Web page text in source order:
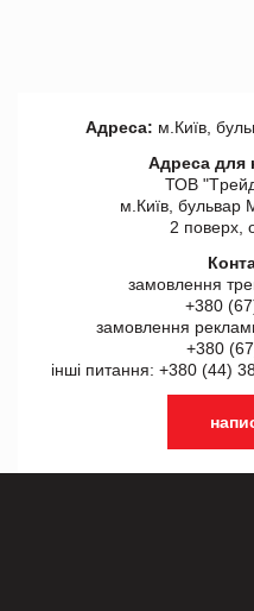
Адреса: м.Київ,
Адреса для
ТОВ
м.Київ, бульвар
2 поверх,
замовлення
+380
замовлення
+380
інші питання: +380 (44)